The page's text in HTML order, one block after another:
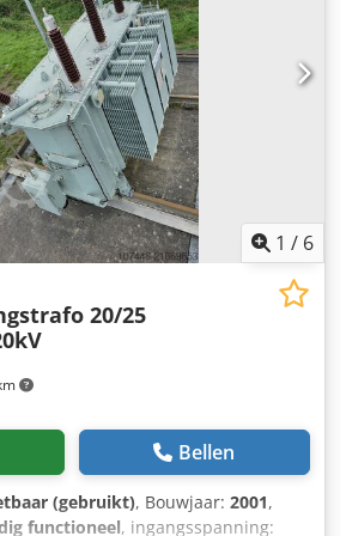
1 / 6
20/25
Bellen
(gebruikt), Bouwjaar: 2001,
functioneel, ingangsspanning: